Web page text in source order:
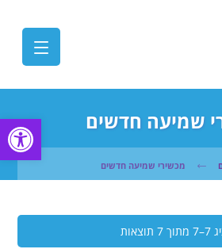
שמיעה חדשים
מכשירי שמיעה חדשים